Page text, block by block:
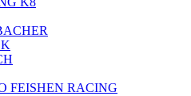
FEISHEN RACING